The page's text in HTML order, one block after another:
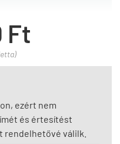
Ft
ezért nem
és értesítést
rendelhetővé válilk.